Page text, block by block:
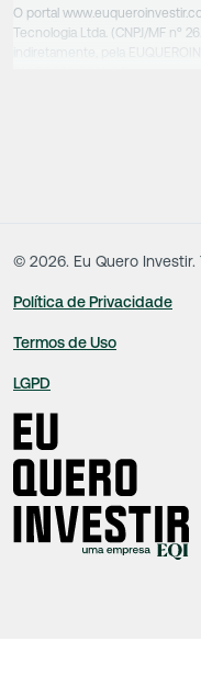
O portal
Tecnologia Ltda. (CNPJ/MF nº
responsáveis tecnicamente
© 2026. Eu Quero
Política de Privacidade
Termos de Uso
LGPD